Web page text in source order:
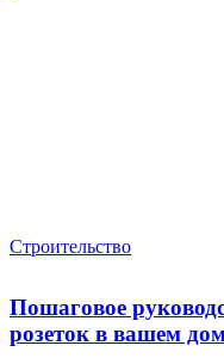
Строительство
Пошаговое
розеток в вашем